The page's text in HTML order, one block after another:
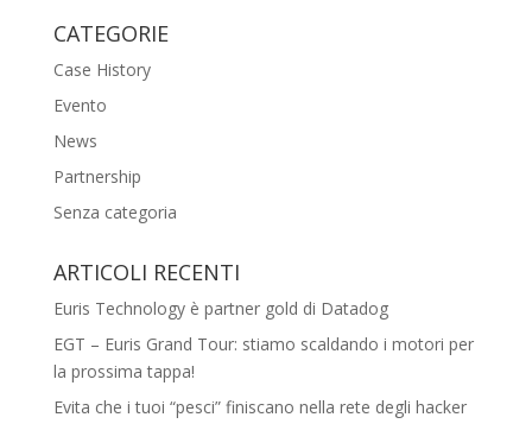
CATEGORIE
Case History
Evento
News
Partnership
Senza categoria
ARTICOLI RECENTI
Euris Technology è partner gold di Datadog
EGT – Euris Grand Tour: stiamo scaldando i motori per
la prossima tappa!
Evita che i tuoi “pesci” finiscano nella rete degli hacker